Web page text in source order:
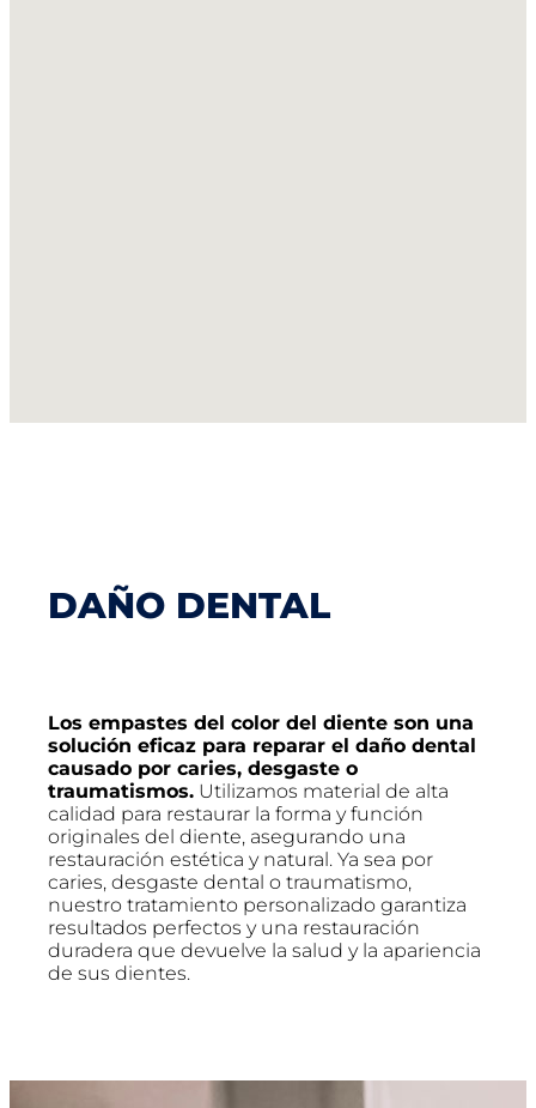
DAÑO DENTAL
Los empastes del color del diente son una
solución eficaz para reparar el daño dental
causado por caries, desgaste o
traumatismos. Utilizamos material de alta
calidad para restaurar la forma y función
originales del diente, asegurando una
restauración estética y natural. Ya sea por
caries, desgaste dental o traumatismo,
nuestro tratamiento personalizado garantiza
resultados perfectos y una restauración
duradera que devuelve la salud y la apariencia
de sus dientes.